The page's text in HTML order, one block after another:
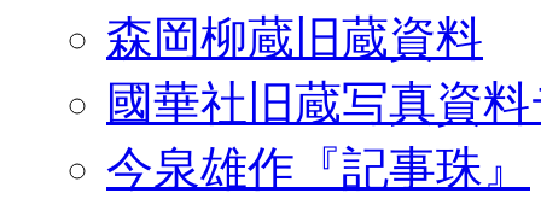
森岡柳蔵旧蔵資料
國華社旧蔵写真資
今泉雄作『記事珠』